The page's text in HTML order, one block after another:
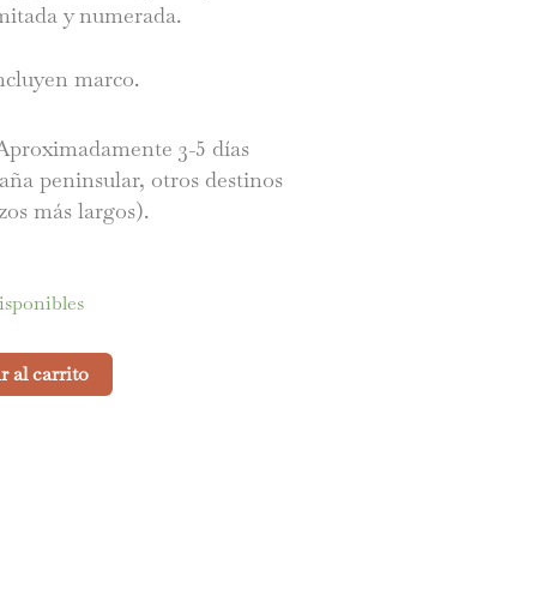
y numerada.
marco.
3-5 días
peninsular, otros destinos
más largos).
al carrito